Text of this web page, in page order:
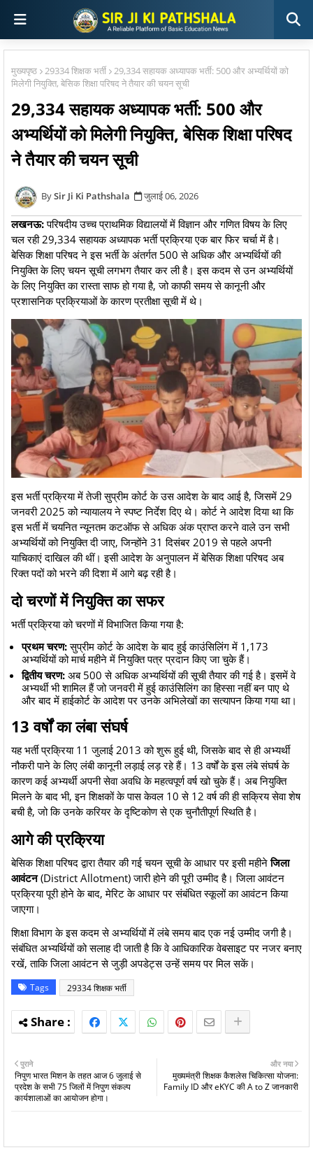
मुख्यपृष्ठ 29334 शिक्षक भर्ती
29,334 सहायक अध्यापक भर्ती: 500 और अभ्यर्थियों को
मिलेगी नियुक्ति, बेसिक शिक्षा परिषद ने तैयार की चयन सूची
29,334 सहायक अध्यापक भर्ती: 500 और
अभ्यर्थियों को मिलेगी नियुक्ति, बेसिक शिक्षा परिषद
ने तैयार की चयन सूची
Sir Ji Ki Pathshala जुलाई 06, 2026
लखनऊ:परिषदीय उच्च प्राथमिक विद्यालयों में विज्ञान और गणित विषय के लिए
चल रही 29,334 सहायक अध्यापक भर्ती प्रक्रिया एक बार फिर चर्चा में है।
बेसिक शिक्षा परिषद ने इस भर्ती के अंतर्गत 500 से अधिक और अभ्यर्थियों की
नियुक्ति के लिए चयन सूची लगभग तैयार कर ली है। इस कदम से उन अभ्यर्थियों
के लिए नियुक्ति का रास्ता साफ हो गया है, जो काफी समय से कानूनी और
प्रशासनिक प्रक्रियाओं के कारण प्रतीक्षा सूची में थे।
​इस भर्ती प्रक्रिया में तेजी सुप्रीम कोर्ट के उस आदेश के बाद आई है, जिसमें 29
जनवरी 2025 को न्यायालय ने स्पष्ट निर्देश दिए थे। कोर्ट ने आदेश दिया था कि
इस भर्ती में चयनित न्यूनतम कटऑफ से अधिक अंक प्राप्त करने वाले उन सभी
अभ्यर्थियों को नियुक्ति दी जाए, जिन्होंने 31 दिसंबर 2019 से पहले अपनी
याचिकाएं दाखिल की थीं। इसी आदेश के अनुपालन में बेसिक शिक्षा परिषद अब
रिक्त पदों को भरने की दिशा में आगे बढ़ रही है।
​दो चरणों में नियुक्ति का सफर
​भर्ती प्रक्रिया को चरणों में विभाजित किया गया है:
प्रथम चरण:सुप्रीम कोर्ट के आदेश के बाद हुई काउंसिलिंग में 1,173
अभ्यर्थियों को मार्च महीने में नियुक्ति पत्र प्रदान किए जा चुके हैं।
द्वितीय चरण: अब 500 से अधिक अभ्यर्थियों की सूची तैयार की गई है। इसमें वे
अभ्यर्थी भी शामिल हैं जो जनवरी में हुई काउंसिलिंग का हिस्सा नहीं बन पाए थे
और बाद में हाईकोर्ट के आदेश पर उनके अभिलेखों का सत्यापन किया गया था।
​13 वर्षों का लंबा संघर्ष
​यह भर्ती प्रक्रिया 11 जुलाई 2013 को शुरू हुई थी, जिसके बाद से ही अभ्यर्थी
नौकरी पाने के लिए लंबी कानूनी लड़ाई लड़ रहे हैं। 13 वर्षों के इस लंबे संघर्ष के
कारण कई अभ्यर्थी अपनी सेवा अवधि के महत्वपूर्ण वर्ष खो चुके हैं। अब नियुक्ति
मिलने के बाद भी, इन शिक्षकों के पास केवल 10 से 12 वर्ष की ही सक्रिय सेवा शेष
बची है, जो कि उनके करियर के दृष्टिकोण से एक चुनौतीपूर्ण स्थिति है।
​आगे की प्रक्रिया
​बेसिक शिक्षा परिषद द्वारा तैयार की गई चयन सूची के आधार पर इसी महीनेजिला
आवंटन(District Allotment) जारी होने की पूरी उम्मीद है। जिला आवंटन
प्रक्रिया पूरी होने के बाद, मेरिट के आधार पर संबंधित स्कूलों का आवंटन किया
जाएगा।
​शिक्षा विभाग के इस कदम से अभ्यर्थियों में लंबे समय बाद एक नई उम्मीद जगी है।
संबंधित अभ्यर्थियों को सलाह दी जाती है कि वे आधिकारिक वेबसाइट पर नजर बनाए
रखें, ताकि जिला आवंटन से जुड़ी अपडेट्स उन्हें समय पर मिल सकें।
Tags 29334 शिक्षक भर्ती
और नया
मुख्यमंत्री शिक्षक कैशलेस चिकित्सा योजना:
Family ID और eKYC की A to Z जानकारी
पुराने
निपुण भारत मिशन के तहत आज 6 जुलाई से
प्रदेश के सभी 75 जिलों में निपुण संकल्प
कार्यशालाओं का आयोजन होगा।